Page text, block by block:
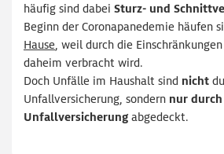
häufig sind dabei Sturz- und
Beginn der Coronapanedemie häufen
Hause, weil durch die
daheim verbracht wird.
Doch Unfälle im Haushalt sind nicht
Unfallversicherung, sondern nur
Unfallversicherungabgedeckt.